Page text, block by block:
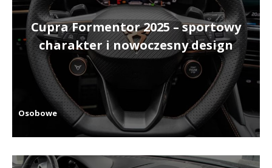
Cupra Formentor 2025 – sportowy
charakter i nowoczesny design
Osobowe